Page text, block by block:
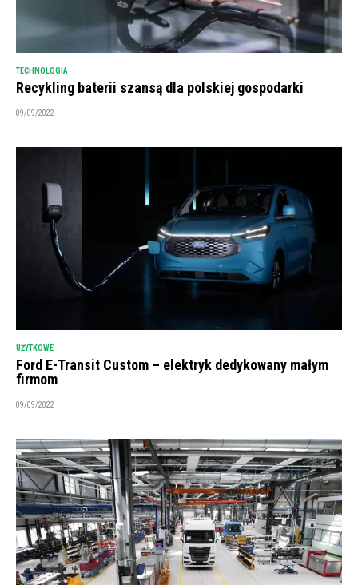
TECHNOLOGIA
Recykling baterii szansą dla polskiej gospodarki
09/09/2022
UŻYTKOWE
Ford E-Transit Custom – elektryk dedykowany małym
firmom
09/09/2022